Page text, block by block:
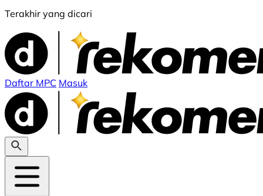
Terakhir yang dicari
Daftar MPC Masuk